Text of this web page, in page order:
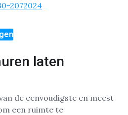
2072024
laten
de eenvoudigste en meest
een ruimte te